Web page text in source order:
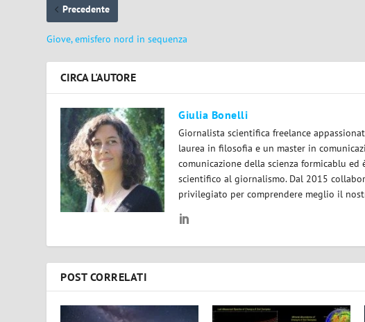
Precedente
Giove, emisfero nord in sequenza
CIRCA L'AUTORE
Giulia Bonelli
Giornalista scientifica freelance
laurea in filosofia e un master in
comunicazione della scienza formicablu
scientifico al giornalismo. Dal 2015
privilegiato per comprendere meglio il
POST CORRELATI